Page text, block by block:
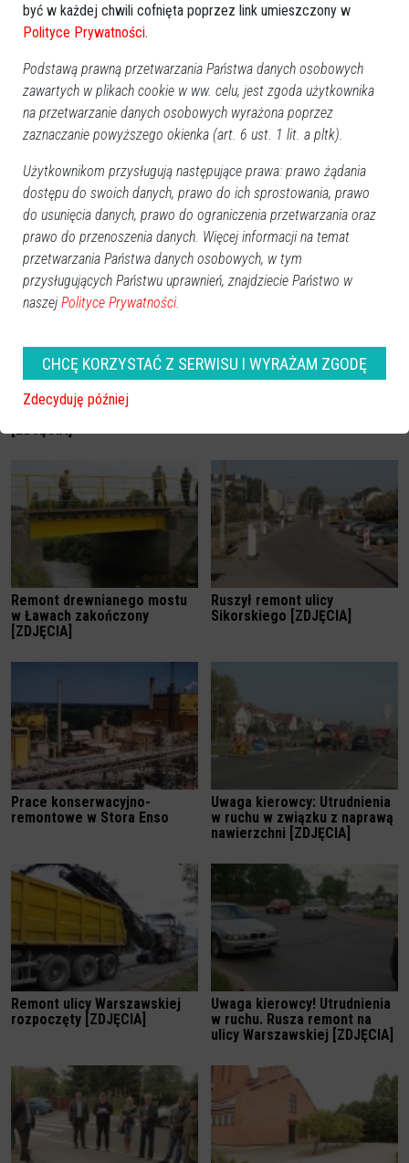
Zobacz również
Ostrołęka: Mieszkańcy
wieżowca przy Sienkiewicza
jeszcze do końca tygodnia
będą pozbawieni windy
[ZDJĘCIA]
Ulica Wypychy odebrana
[ZDJĘCIA]
Remont drewnianego mostu
w Ławach zakończony
[ZDJĘCIA]
Ruszył remont ulicy
Sikorskiego [ZDJĘCIA]
Prace konserwacyjno-
remontowe w Stora Enso
Uwaga kierowcy: Utrudnienia
w ruchu w związku z naprawą
nawierzchni [ZDJĘCIA]
Remont ulicy Warszawskiej
rozpoczęty [ZDJĘCIA]
Uwaga kierowcy! Utrudnienia
w ruchu. Rusza remont na
ulicy Warszawskiej [ZDJĘCIA]
być w każdej chwili cofnięta poprzez link umieszczony w
Polityce Prywatności.
Podstawą prawną przetwarzania Państwa danych osobowych
zawartych w plikach cookie w ww. celu, jest zgoda użytkownika
na przetwarzanie danych osobowych wyrażona poprzez
zaznaczanie powyższego okienka (art. 6 ust. 1 lit. a pltk).
Użytkownikom przysługują następujące prawa: prawo żądania
dostępu do swoich danych, prawo do ich sprostowania, prawo
do usunięcia danych, prawo do ograniczenia przetwarzania oraz
prawo do przenoszenia danych. Więcej informacji na temat
przetwarzania Państwa danych osobowych, w tym
przysługujących Państwu uprawnień, znajdziecie Państwo w
naszej Polityce Prywatności.
CHCĘ KORZYSTAĆ Z SERWISU I WYRAŻAM ZGODĘ
Zdecyduję później